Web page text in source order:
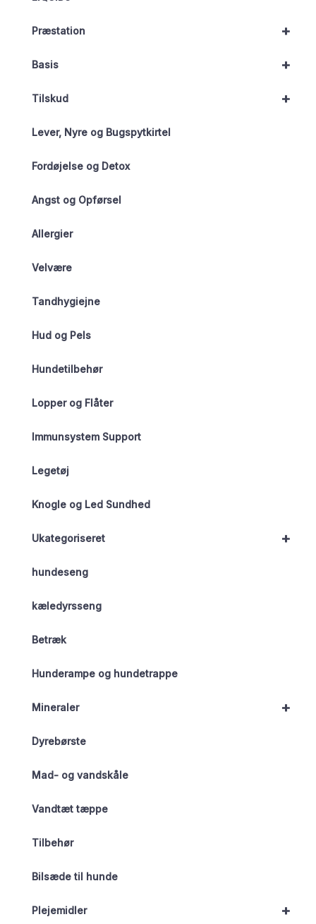
+
Præstation
+
Basis
+
Tilskud
Lever, Nyre og Bugspytkirtel
Fordøjelse og Detox
Angst og Opførsel
Allergier
Velvære
Tandhygiejne
Hud og Pels
Hundetilbehør
Lopper og Flåter
Immunsystem Support
Legetøj
Knogle og Led Sundhed
+
Ukategoriseret
hundeseng
kæledyrsseng
Betræk
Hunderampe og hundetrappe
+
Mineraler
Dyrebørste
Mad- og vandskåle
Vandtæt tæppe
Tilbehør
Bilsæde til hunde
+
Plejemidler